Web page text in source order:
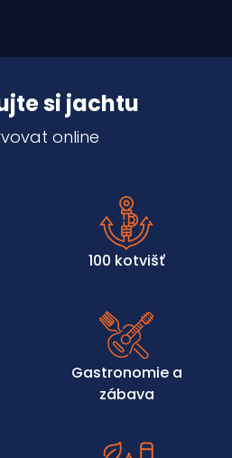
si jachtu
online
100 kotvišť
Gastronomie a
zábava